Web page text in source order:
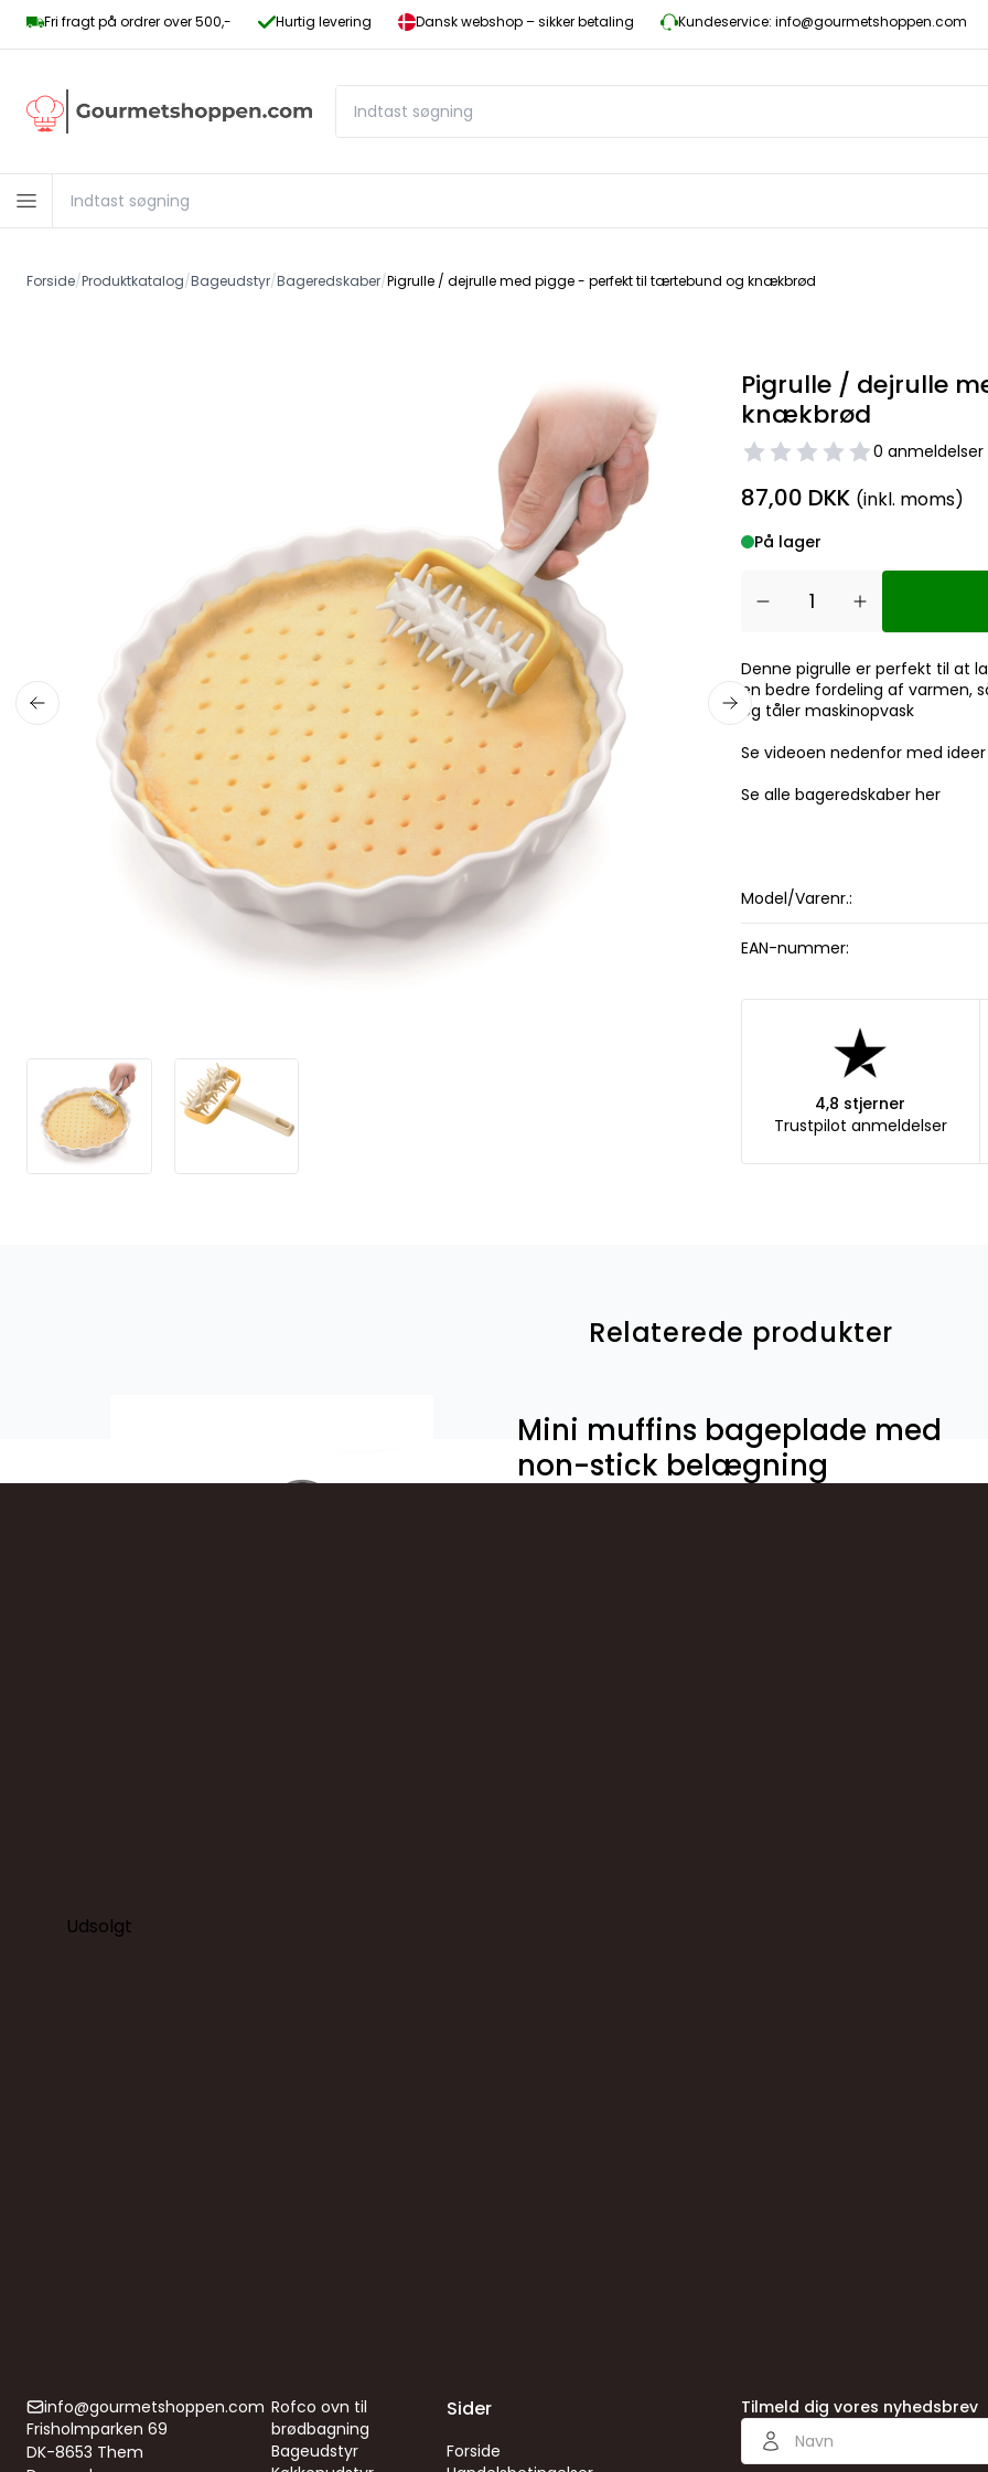
Fri fragt på ordrer over 500,- Hurtig levering Dansk webshop – sikker betaling Kundeservice: info@gourmetshoppen.com
Forside/Produktkatalog/Bageudstyr/Bageredskaber/Pigrulle / dejrulle med pigge - perfekt til tærtebund og knækbrød
Pigrulle / dejrulle
knækbrød
0 anmeldelser
87,00 DKK (inkl. moms)
På lager
Denne pigrulle er perfekt til at
en bedre fordeling af varmen,
og tåler maskinopvask
Se videoen nedenfor med ideer
Se alle bageredskaber her
Model/Varenr.:
EAN-nummer:
4,8 stjerner
Trustpilot anmeldelser
Relaterede produkter
Mini muffins bageplade med
non-stick belægning
Udsolgt
info@gourmetshoppen.com
Frisholmparken 69
DK-8653 Them
Rofco ovn til
brødbagning
Bageudstyr
Sider
Forside
Tilmeld dig vores nyhedsbrev